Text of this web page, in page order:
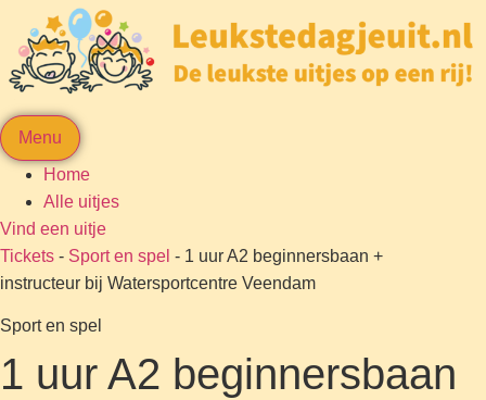
Menu
Home
Alle uitjes
Vind een uitje
Tickets - Sport en spel - 1 uur A2 beginnersbaan +
instructeur bij Watersportcentre Veendam
Sport en spel
1 uur A2 beginnersbaan